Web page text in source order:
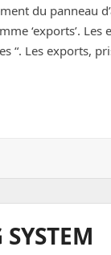
du panneau
‘exports’. Les
“. Les exports,